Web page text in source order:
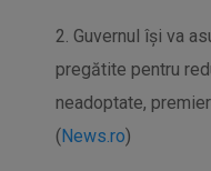
2. Guvernul îşi va
pregătite pentru
neadoptate,
(News.ro)